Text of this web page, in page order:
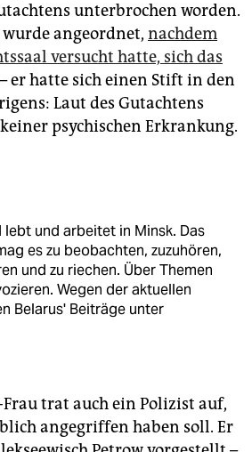
unterbrochen worden.
angeordnet, nachdem
versucht hatte, sich das
– er hatte sich einen Stift in den
Laut des Gutachtens
psychischen Erkrankung.
und arbeitet in Minsk. Das
es zu beobachten, zuzuhören,
und zu riechen. Über Themen
Wegen der aktuellen
Belarus' Beiträge unter
Frau trat auch ein Polizist auf,
angegriffen haben soll. Er